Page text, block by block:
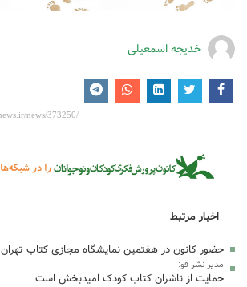
خدیجه اسمعیلی
اخبار مرتبط
حضور کانون در هفتمین نمایشگاه مجازی کتاب تهران
مدیر نشر قو:
حمایت از ناشران کتاب کودک امیدبخش است